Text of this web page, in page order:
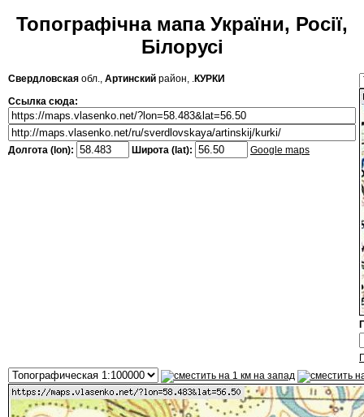
Топографічна мапа України, Росії,
Білорусі
Свердловская обл., Артинский район, .КУРКИ
Ссылка сюда:
Долгота (lon): Широта (lat): Google maps